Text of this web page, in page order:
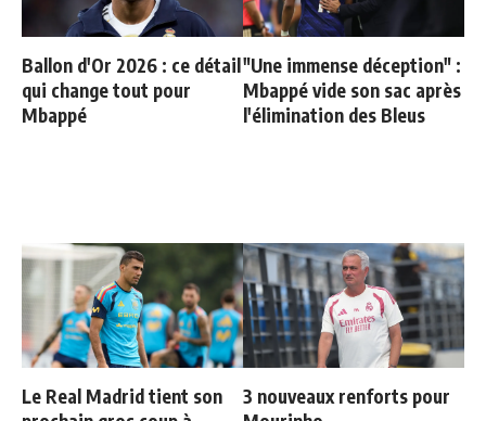
Ballon d'Or 2026 : ce détail
qui change tout pour
Mbappé
"Une immense déception" :
Mbappé vide son sac après
l'élimination des Bleus
Le Real Madrid tient son
3 nouveaux renforts pour